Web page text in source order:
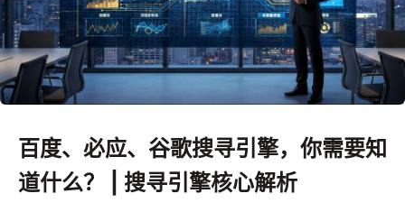
百度、必应、谷歌搜寻引擎，你需要知
道什么？ | 搜寻引擎核心解析